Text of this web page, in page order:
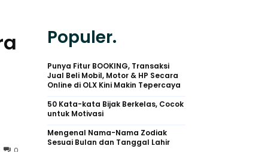
0
Populer.
Punya Fitur BOOKING, Transaksi
Jual Beli Mobil, Motor & HP Secara
Online di OLX Kini Makin Tepercaya
50 Kata-kata Bijak Berkelas, Cocok
untuk Motivasi
Mengenal Nama-Nama Zodiak
Sesuai Bulan dan Tanggal Lahir